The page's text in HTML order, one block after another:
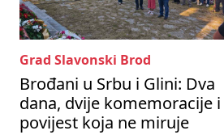
Grad Slavonski Brod
Brođani u Srbu i Glini: Dva
dana, dvije komemoracije i
povijest koja ne miruje